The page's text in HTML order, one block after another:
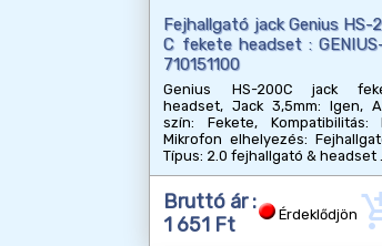
Fejhallgató jack Genius HS-
C fekete headset :
710151100
Genius HS-200C jack
headset, Jack 3,5mm: Igen,
szín: Fekete, Kompatibilitás:
Mikrofon elhelyezés:
Típus: 2.0 fejhallgató & headset
Bruttó ár :
1 651 Ft
Érdeklődjön